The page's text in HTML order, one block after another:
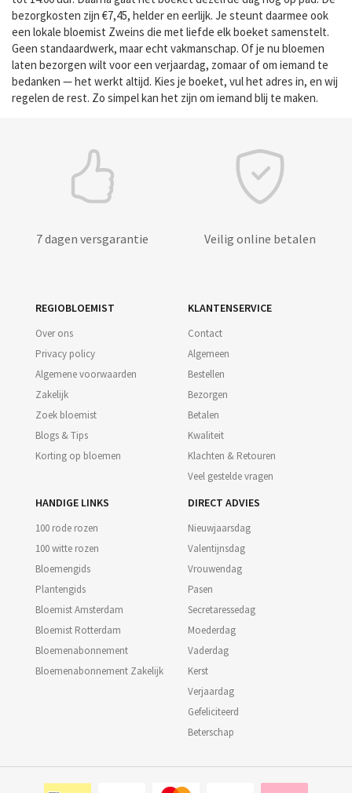
bezorgkosten zijn €7,45, helder en eerlijk. Je steunt daarmee ook
een lokale bloemist Zweins die met liefde elk boeket samenstelt.
Geen standaardwerk, maar echt vakmanschap. Of je nu bloemen
laten bezorgen wilt voor een verjaardag, zomaar of om iemand te
bedanken — het werkt altijd. Kies je boeket, vul het adres in, en wij
regelen de rest. Zo simpel kan het zijn om iemand blij te maken.
7 dagen versgarantie Veilig online betalen
REGIOBLOEMIST
Over ons
Privacy policy
Algemene voorwaarden
Zakelijk
Zoek bloemist
Blogs & Tips
Korting op bloemen
KLANTENSERVICE
Contact
Algemeen
Bestellen
Bezorgen
Betalen
Kwaliteit
Klachten & Retouren
Veel gestelde vragen
HANDIGE LINKS
100 rode rozen
100 witte rozen
Bloemengids
Plantengids
Bloemist Amsterdam
Bloemist Rotterdam
Bloemenabonnement
Bloemenabonnement Zakelijk
DIRECT ADVIES
Nieuwjaarsdag
Valentijnsdag
Vrouwendag
Pasen
Secretaressedag
Moederdag
Vaderdag
Kerst
Verjaardag
Gefeliciteerd
Beterschap